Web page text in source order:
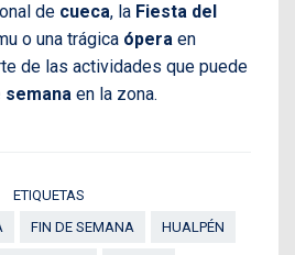
de cueca, la Fiesta del
o una trágica ópera en
de las actividades que puede
semana en la zona.
ETIQUETAS
FIN DE SEMANA HUALPÉN